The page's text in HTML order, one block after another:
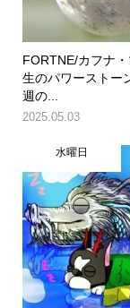
FORTNE/カフナ
生のパワーストー
週の...
2025.05.03
水曜日